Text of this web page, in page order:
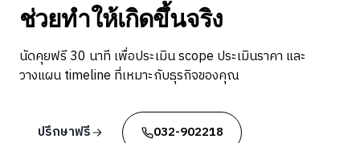
ช่วยทำให้เกิดขึ้นจริง
นัดคุยฟรี 30 นาที เพื่อประเมิน scope ประเมินราคา และ
วางแผน timeline ที่เหมาะกับธุรกิจของคุณ
ปรึกษาฟรี 032-902218